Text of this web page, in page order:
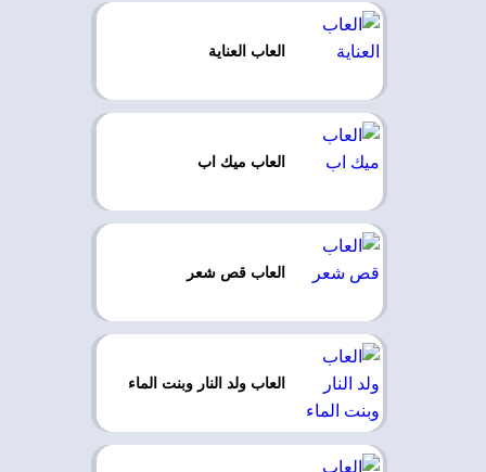
العاب العناية
العاب ميك اب
العاب قص شعر
العاب ولد النار وبنت الماء